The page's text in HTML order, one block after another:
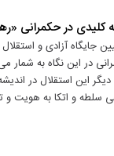
کلیدی در حکمرانی
جایگاه آزادی و
در این نگاه به
این استقلال در
سلطه و اتکا به هویت و